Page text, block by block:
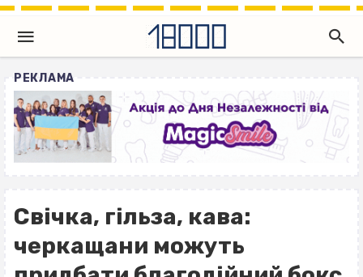
РЕКЛАМА
Свічка, гільза, кава:
черкащани можуть